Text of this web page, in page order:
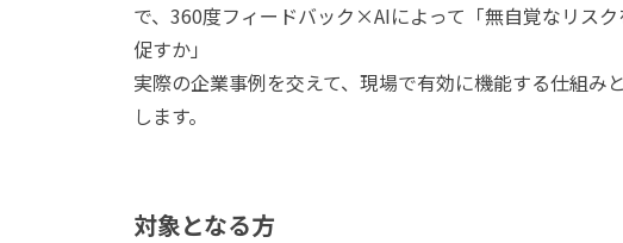
で、360度フィードバック×AIによって「無自覚なリス
促すか」
実際の企業事例を交えて、現場で有効に機能する仕組み
します。
対象となる方